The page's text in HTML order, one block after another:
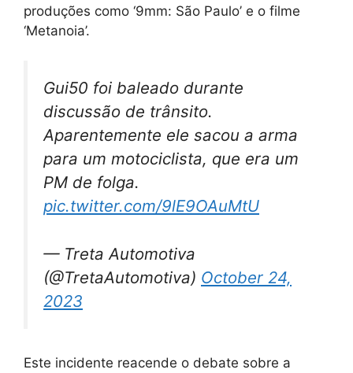
produções como ‘9mm: São Paulo’ e o filme
‘Metanoia’.
Gui50 foi baleado durante
discussão de trânsito.
Aparentemente ele sacou a arma
para um motociclista, que era um
PM de folga.
pic.twitter.com/9lE9OAuMtU
— Treta Automotiva
(@TretaAutomotiva) October 24,
2023
Este incidente reacende o debate sobre a